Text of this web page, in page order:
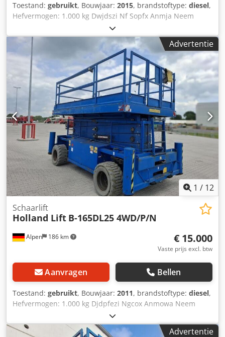
Toestand: gebruikt, Bouwjaar: 2015, brandstoftype: diesel,
Hefvermogen: 1.000 kg Dwjdszi Nf Sopfx Anmja Neem
contact op met het gebruikte-machines-centrum voor meer
informatie.
Advertentie
1 / 12
Alpen 186 km
Schaarlift
Holland Lift B-165DL25 4WD/P/N
€ 15.000
Vaste prijs excl. btw
Aanvragen Bellen
Toestand: gebruikt, Bouwjaar: 2011, brandstoftype: diesel,
Hefvermogen: 1.000 kg Djdpfezi Ngcox Anmowa Neem
contact op met het gebruikte-machines-centrum voor meer
informatie.
Advertentie